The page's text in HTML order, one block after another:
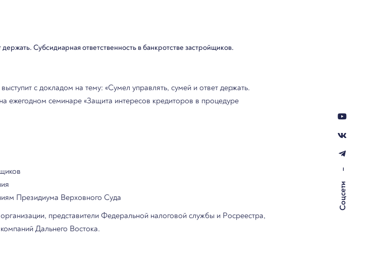
Соцсети
–
Субсидиарная ответственность в банкротстве застройщиков.
с докладом на тему: «Сумел управлять, сумей и ответ держать.
ежегодном семинаре «Защита интересов кредиторов в процедуре
Президиума Верховного Суда
представители Федеральной налоговой службы и Росреестра,
Дальнего Востока.